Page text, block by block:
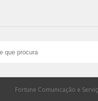
Fortune Comunicação e